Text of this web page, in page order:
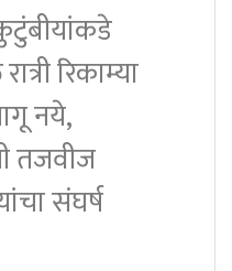
रिकाम्या
नये,
तजवीज
संघर्ष